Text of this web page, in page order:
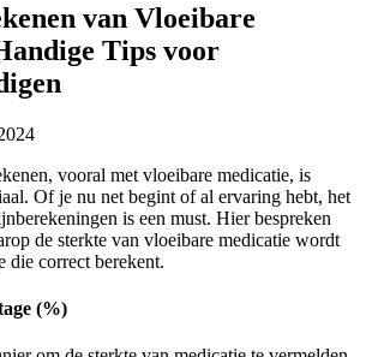
van Vloeibare
Tips voor
vooral met vloeibare medicatie, is
Of je nu net begint of al ervaring hebt, het
is een must. Hier bespreken
de sterkte van vloeibare medicatie wordt
die correct berekent.
(%)